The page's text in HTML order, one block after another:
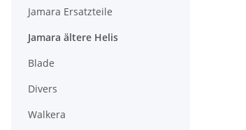
Jamara Ersatzteile
Jamara ältere Helis
Blade
Divers
Walkera